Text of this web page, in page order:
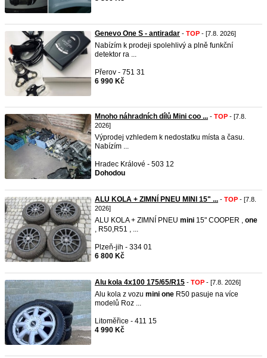
Genevo One S - antiradar - TOP - [7.8. 2026]
Nabízím k prodeji spolehlivý a plně funkční
detektor ra ...
Přerov - 751 31
6 990 Kč
Mnoho náhradních dílů Mini coo ... - TOP - [7.8.
2026]
Výprodej vzhledem k nedostatku místa a času.
Nabízím ...
Hradec Králové - 503 12
Dohodou
ALU KOLA + ZIMNÍ PNEU MINI 15" ... - TOP - [7.8.
2026]
ALU KOLA + ZIMNÍ PNEU mini 15" COOPER , one
, R50,R51 , ...
Plzeň-jih - 334 01
6 800 Kč
Alu kola 4x100 175/65/R15 - TOP - [7.8. 2026]
Alu kola z vozu mini one R50 pasuje na více
modelů Roz ...
Litoměřice - 411 15
4 990 Kč